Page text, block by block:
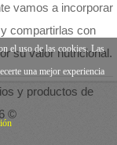
vamos a incorporar
compartirlas con
su valor nutricional.
y productos de
©
el uso de las cookies. Las
una mejor experiencia